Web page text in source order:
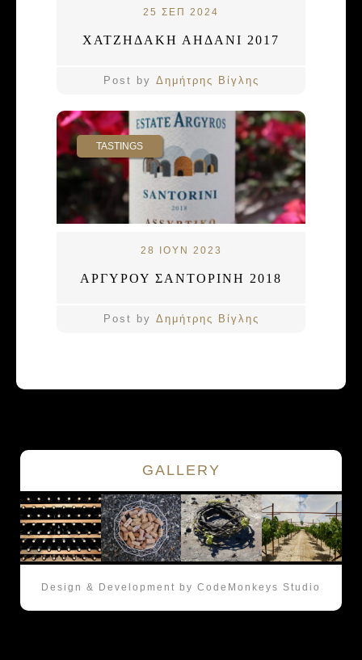
25 ΣΕΠ 2024
ΧΑΤΖΗΔΑΚΗ ΑΗΔΑΝΙ 2017
Post by Δημήτρης Βίγλης
TASTINGS
28 ΙΟΥΝ 2023
ΑΡΓΥΡΟΥ ΣΑΝΤΟΡΙΝΗ 2018
Post by Δημήτρης Βίγλης
GALLERY
Design & Development by CodeMonkeys Studio